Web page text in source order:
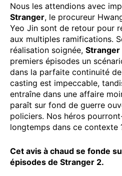
Nous les attendions avec
Stranger, le procureur
Yeo Jin sont de retour pour
aux multiples ramifications.
réalisation soignée, Stranger
premiers épisodes un
dans la parfaite continuité
casting est impeccable,
entraîne dans une affaire
paraît sur fond de guerre
policiers. Nos héros
longtemps dans ce contexte
Cet avis à chaud se fonde
épisodes de Stranger 2.